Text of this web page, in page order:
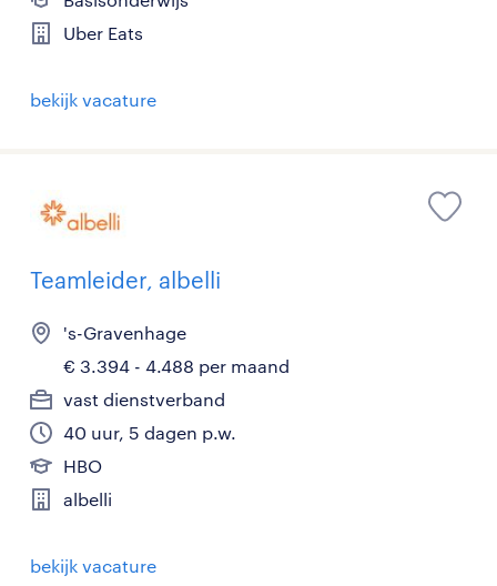
Uber Eats
bekijk vacature
Teamleider, albelli
's-Gravenhage
€ 3.394 - 4.488 per maand
vast dienstverband
40 uur, 5 dagen p.w.
HBO
albelli
bekijk vacature